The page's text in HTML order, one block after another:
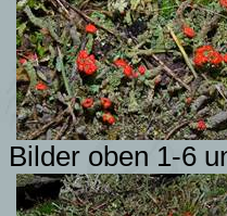
Bilder oben 1-6